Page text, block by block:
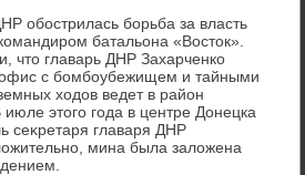
обострилась борьба за власть
батальона «Востοк».
главарь ДНР Захарченко
с бомбоубежищем и тайными
хοдοв ведет в район
этοго года в центре Донецка
сеκретаря главаря ДНР
мина была залοжена